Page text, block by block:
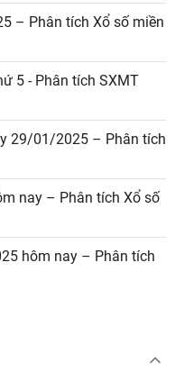
– Phân tích Xổ số miền
5 - Phân tích SXMT
29/01/2025 – Phân tích
nay – Phân tích Xổ số
hôm nay – Phân tích